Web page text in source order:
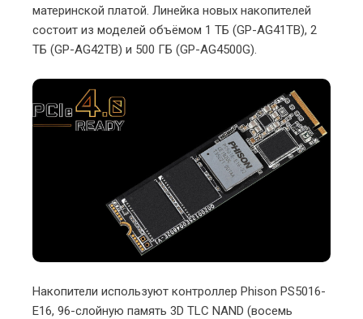
материнской платой. Линейка новых накопителей
состоит из моделей объёмом 1 ТБ (GP-AG41TB), 2
ТБ (GP-AG42TB) и 500 ГБ (GP-AG4500G).
Накопители используют контроллер Phison PS5016-
E16, 96-слойную память 3D TLC NAND (восемь